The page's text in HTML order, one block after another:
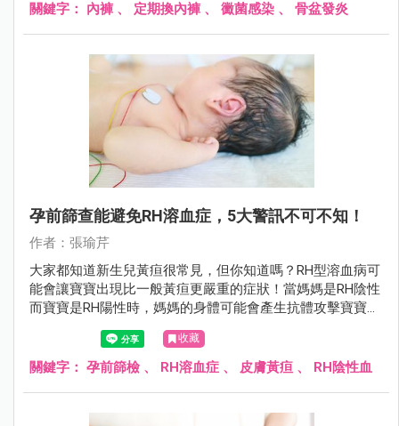
關鍵字： 內褲 、 定期換內褲 、 黴菌感染 、 骨盆發炎
孕前篩查能避免RH溶血症，5大警訊不可不知！
作者：張瑜芹
大家都知道新生兒黃疸很常見，但你知道嗎？RH型溶血病可
能會讓寶寶出現比一般黃疸更嚴重的症狀！當媽媽是RH陰性
而寶寶是RH陽性時，媽媽的身體可能會產生抗體攻擊寶寶的
紅血球，導致寶寶出現各種嚴重問題！
收藏
關鍵字： 孕前篩檢 、 RH溶血症 、 皮膚黃疸 、 RH陰性血